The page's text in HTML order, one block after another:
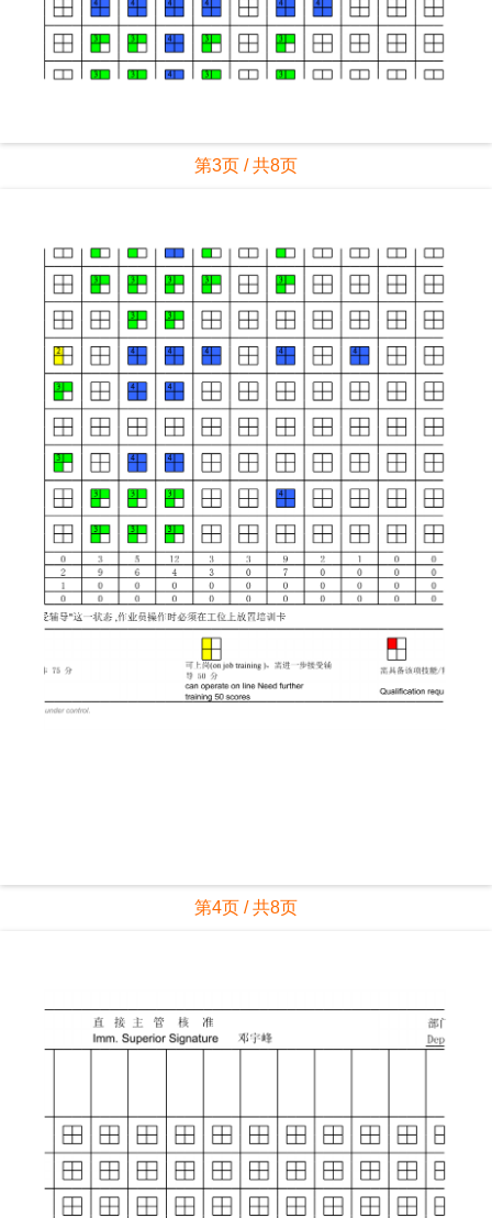
第3页 / 共8页
第4页 / 共8页